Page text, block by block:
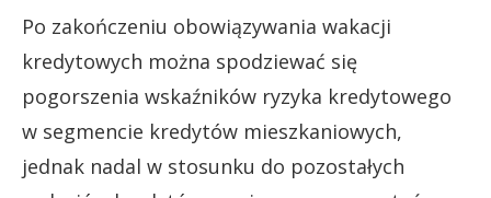
Po zakończeniu obowiązywania wakacji
kredytowych można spodziewać się
pogorszenia wskaźników ryzyka kredytowego
w segmencie kredytów mieszkaniowych,
jednak nadal w stosunku do pozostałych